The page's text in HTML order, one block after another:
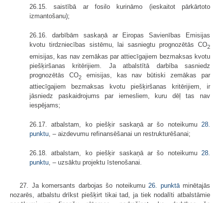
26.15. saistībā ar fosilo kurināmo (ieskaitot pārkārtoto
izmantošanu);
26.16. darbībām saskaņā ar Eiropas Savienības Emisijas
kvotu tirdzniecības sistēmu, lai sasniegtu prognozētās CO2
emisijas, kas nav zemākas par attiecīgajiem bezmaksas kvotu
piešķiršanas kritērijiem. Ja atbalstītā darbība sasniedz
prognozētās CO2emisijas, kas nav būtiski zemākas par
attiecīgajiem bezmaksas kvotu piešķiršanas kritērijiem, ir
jāsniedz paskaidrojums par iemesliem, kuru dēļ tas nav
iespējams;
26.17. atbalstam, ko piešķir saskaņā ar šo noteikumu 28.
punktu, – aizdevumu refinansēšanai un restrukturēšanai;
26.18. atbalstam, ko piešķir saskaņā ar šo noteikumu 28.
punktu, – uzsāktu projektu īstenošanai.
27. Ja komersants darbojas šo noteikumu 26. punktāminētajās
nozarēs, atbalstu drīkst piešķirt tikai tad, ja tiek nodalīti atbalstāmie